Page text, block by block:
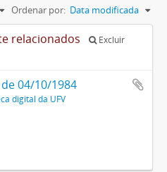
Ordenar por: Data modificada
relacionados
Excluir
04/10/1984
digital da UFV